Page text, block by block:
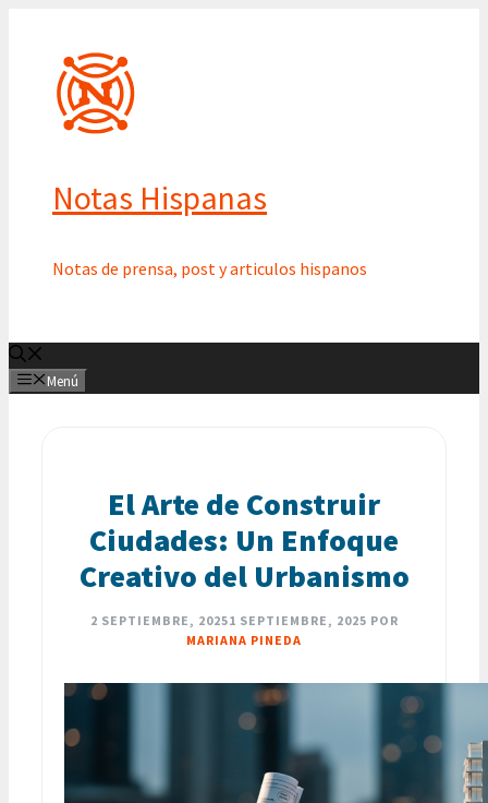
contenido
Notas Hispanas
Notas de prensa, post y articulos hispanos
Menú
El Arte de Construir
Ciudades: Un Enfoque
Creativo del Urbanismo
2 SEPTIEMBRE, 20251 SEPTIEMBRE, 2025 POR
MARIANA PINEDA